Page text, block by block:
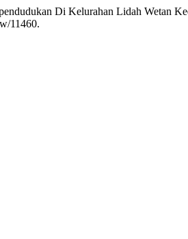
Di Kelurahan Lidah Wetan
11460.